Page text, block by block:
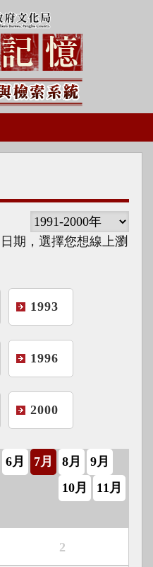
期，選擇您想線上瀏
1993
1996
2000
6月 7月 8月
9月
10月
11月
2